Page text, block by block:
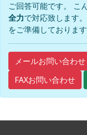
ご回答可能です。 こ
全力で対応致します
をご準備しております
メールお問い合わせ
FAXお問い合わせ